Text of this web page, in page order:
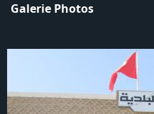
Galerie Photos